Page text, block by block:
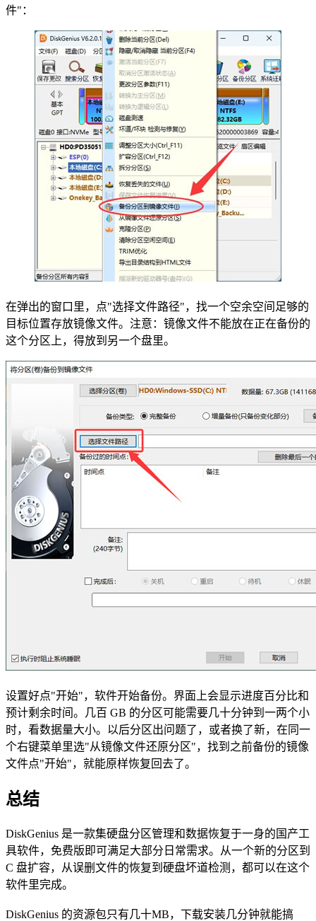
件"：
在弹出的窗口里，点"选择文件路径"，找一个空余空间足够的
目标位置存放镜像文件。注意：镜像文件不能放在正在备份的
这个分区上，得放到另一个盘里。
设置好点"开始"，软件开始备份。界面上会显示进度百分比和
预计剩余时间。几百 GB 的分区可能需要几十分钟到一两个小
时，看数据量大小。以后分区出问题了，或者换了新，在同一
个右键菜单里选"从镜像文件还原分区"，找到之前备份的镜像
文件点"开始"，就能原样恢复回去了。
总结
DiskGenius 是一款集硬盘分区管理和数据恢复于一身的国产工
具软件，免费版即可满足大部分日常需求。从一个新的分区到
C 盘扩容，从误删文件的恢复到硬盘坏道检测，都可以在这个
软件里完成。
DiskGenius 的资源包只有几十MB，下载安装几分钟就能搞